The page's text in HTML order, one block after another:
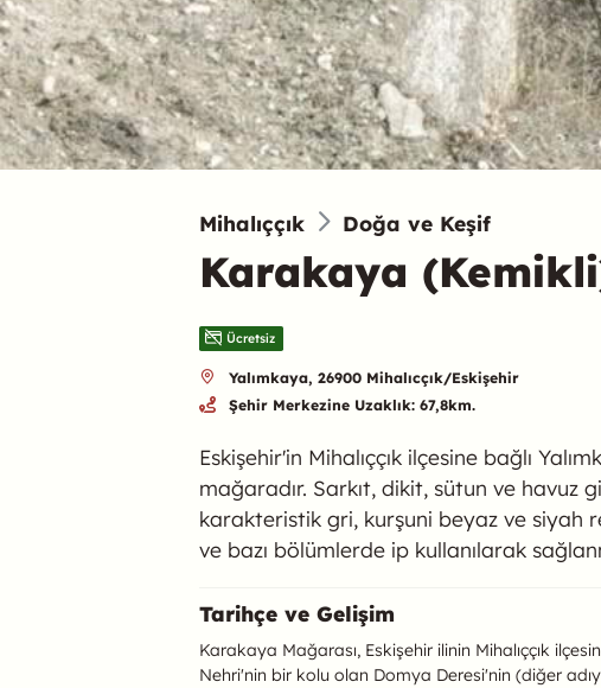
Mihalıççık Doğa ve Keşif
Karakaya
Eskişehir'in Mihalıççık ilçesine bağlı
mağaradır. Sarkıt, dikit, sütun ve havuz
karakteristik gri, kurşuni beyaz ve siyah
ve bazı bölümlerde ip kullanılarak
Ücretsiz
Yalımkaya, 26900 Mihalıcçık/Eskişehir
Şehir Merkezine Uzaklık: 67,8km.
Karakaya (Kemikli)
Tarihçe ve Gelişim
Karakaya Mağarası, Eskişehir ilinin Mihalıççık
Nehri'nin bir kolu olan Domya Deresi'nin (diğer